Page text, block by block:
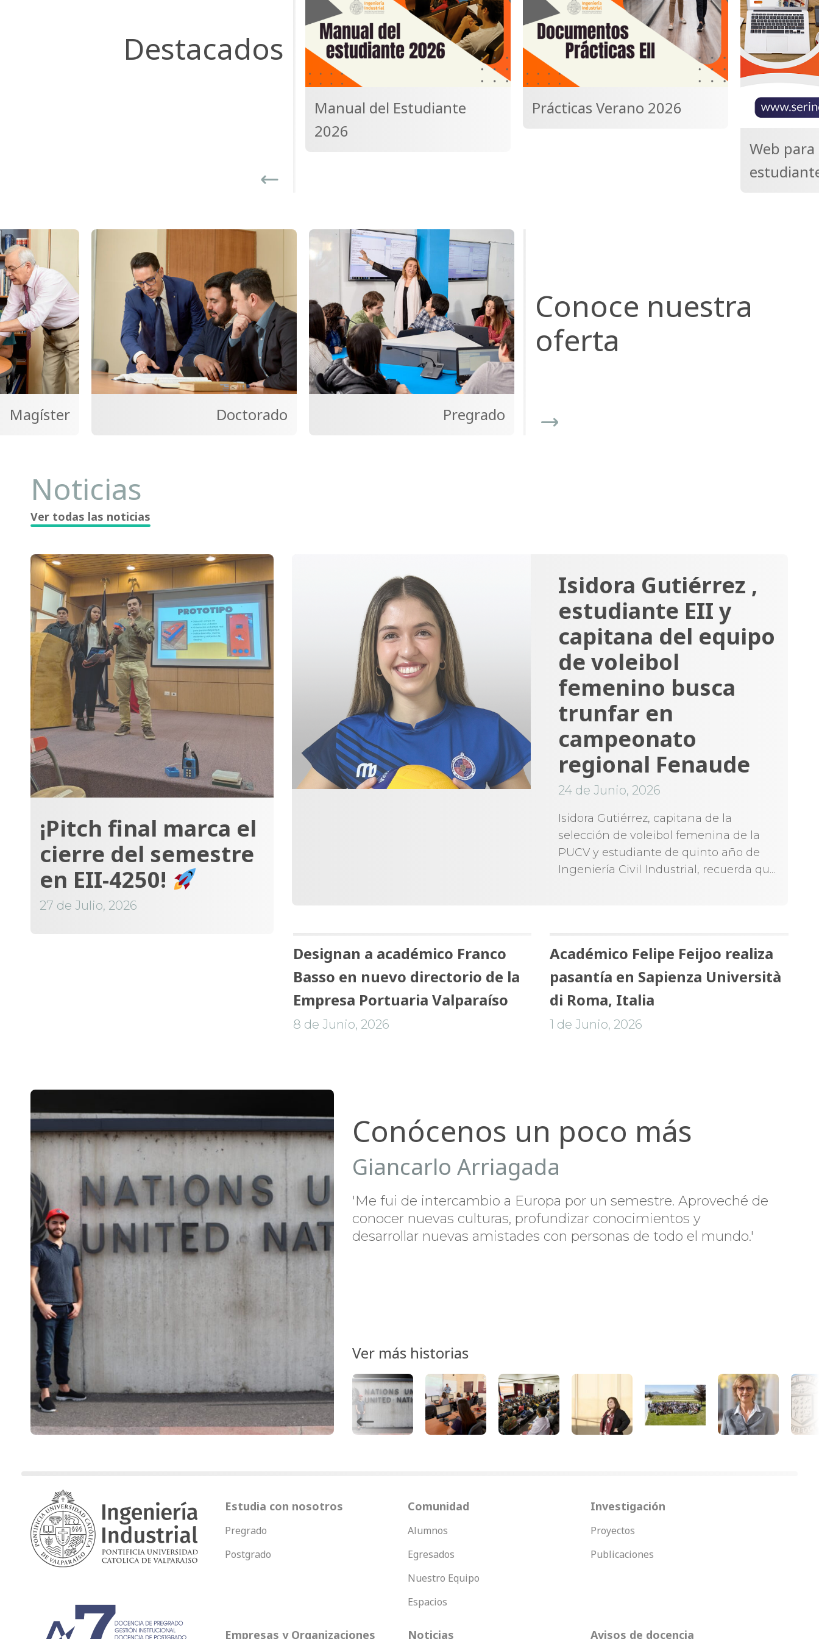
Destacados
Manual del Estudiante
2026
Prácticas Verano 2026
Web
Magíster Doctorado Pregrado
Conoce nuestra
oferta
Noticias
Ver todas las noticias
¡Pitch final marca el
cierre del semestre
en EII-4250!
27 de Julio, 2026
Isidora Gutiérrez ,
estudiante EII y
capitana del equipo
de voleibol
femenino busca
trunfar en
campeonato
regional Fenaude
24 de Junio, 2026
Isidora Gutiérrez, capitana de la
selección de voleibol femenina de la
PUCV y estudiante de quinto año de
Ingeniería Civil Industrial, recuerda qu...
Designan a académico Franco
Basso en nuevo directorio de la
Empresa Portuaria Valparaíso
8 de Junio, 2026
Académico Felipe Feijoo realiza
pasantía en Sapienza Università
di Roma, Italia
1 de Junio, 2026
Conócenos un poco más
Giancarlo Arriagada
'Me fui de intercambio a Europa por un semestre. Aproveché de
conocer nuevas culturas, profundizar conocimientos y
desarrollar nuevas amistades con personas de todo el mundo.'
Ver más historias
Estudia con nosotros
Pregrado
Postgrado
Comunidad
Alumnos
Egresados
Nuestro Equipo
Espacios
Investigación
Proyectos
Publicaciones
Empresas y Organizaciones Noticias Avisos de docencia